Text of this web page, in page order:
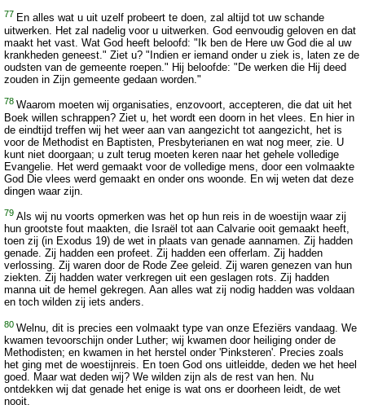
77 En alles wat u uit uzelf probeert te doen, zal altijd tot uw schande
uitwerken. Het zal nadelig voor u uitwerken. God eenvoudig geloven en dat
maakt het vast. Wat God heeft beloofd: "Ik ben de Here uw God die al uw
krankheden geneest." Ziet u? "Indien er iemand onder u ziek is, laten ze de
oudsten van de gemeente roepen." Hij beloofde: "De werken die Hij deed
zouden in Zijn gemeente gedaan worden."
78 Waarom moeten wij organisaties, enzovoort, accepteren, die dat uit het
Boek willen schrappen? Ziet u, het wordt een doorn in het vlees. En hier in
de eindtijd treffen wij het weer aan van aangezicht tot aangezicht, het is
voor de Methodist en Baptisten, Presbyterianen en wat nog meer, zie. U
kunt niet doorgaan; u zult terug moeten keren naar het gehele volledige
Evangelie. Het werd gemaakt voor de volledige mens, door een volmaakte
God Die vlees werd gemaakt en onder ons woonde. En wij weten dat deze
dingen waar zijn.
79 Als wij nu voorts opmerken was het op hun reis in de woestijn waar zij
hun grootste fout maakten, die Israël tot aan Calvarie ooit gemaakt heeft,
toen zij (in Exodus 19) de wet in plaats van genade aannamen. Zij hadden
genade. Zij hadden een profeet. Zij hadden een offerlam. Zij hadden
verlossing. Zij waren door de Rode Zee geleid. Zij waren genezen van hun
ziekten. Zij hadden water verkregen uit een geslagen rots. Zij hadden
manna uit de hemel gekregen. Aan alles wat zij nodig hadden was voldaan
en toch wilden zij iets anders.
80 Welnu, dit is precies een volmaakt type van onze Efeziërs vandaag. We
kwamen tevoorschijn onder Luther; wij kwamen door heiliging onder de
Methodisten; en kwamen in het herstel onder 'Pinksteren'. Precies zoals
het ging met de woestijnreis. En toen God ons uitleidde, deden we het heel
goed. Maar wat deden wij? We wilden zijn als de rest van hen. Nu
ontdekken wij dat genade het enige is wat ons er doorheen leidt, de wet
nooit.